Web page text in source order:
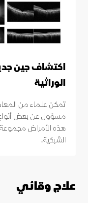
اكتشاف جين
الوراثية
تمكن علماء من
مسؤول عن بعض أنواع
هذه الأمراض
الشبكية.
علاج وقائي